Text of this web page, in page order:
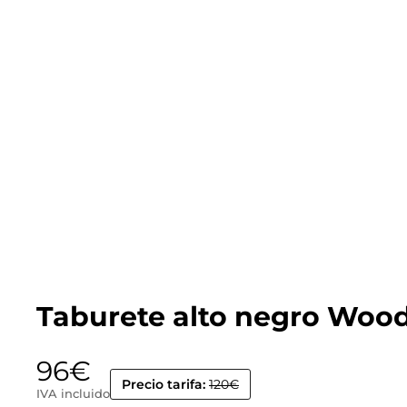
Taburete alto negro
96€
IVA incluido
Precio tarifa: 120€